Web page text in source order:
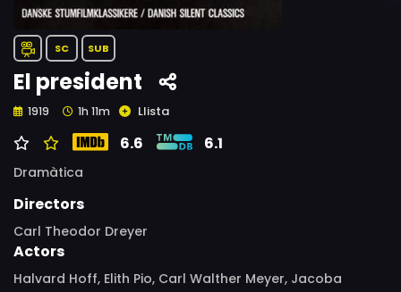
SC SUB
El president
1919 1h 11m Llista
6.6 6.1
Dramàtica
Directors
Carl Theodor Dreyer
Actors
Halvard Hoff, Elith Pio, Carl Walther Meyer, Jacoba